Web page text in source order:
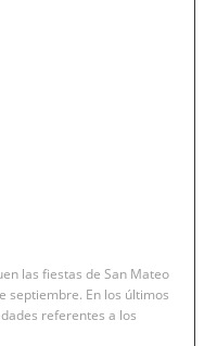
las fiestas de San Mateo
septiembre. En los últimos
referentes a los